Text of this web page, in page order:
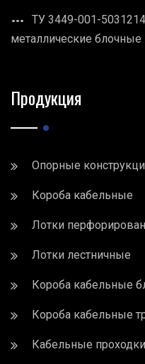
ТУ 3449-001-
металлические
Продукция
Опорные
Короба кабельные
Лотки
Лотки лестничные
Короба кабельные
Короба кабельные
Кабельные проходки